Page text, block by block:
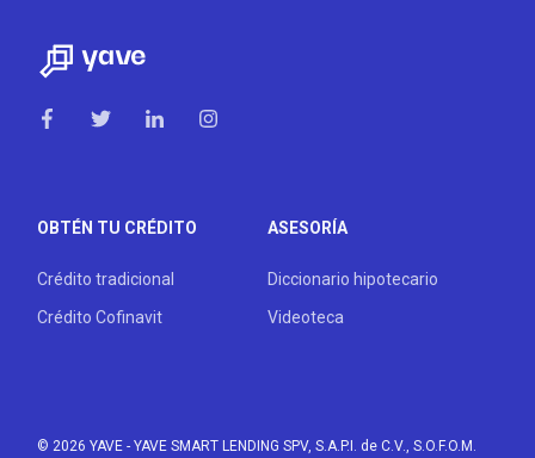
OBTÉN TU CRÉDITO
Crédito tradicional
Crédito Cofinavit
ASESORÍA
Diccionario hipotecario
Videoteca
© 2026 YAVE - YAVE SMART LENDING SPV, S.A.P.I. de C.V., S.O.F.O.M.